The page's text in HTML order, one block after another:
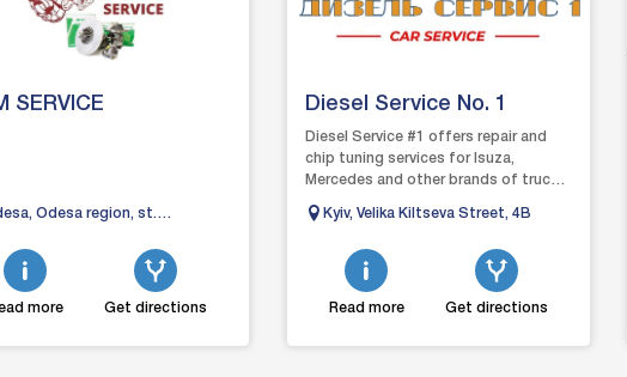
SERVICE
Odesa region, st.
more Get directions
Diesel Service No. 1
Diesel Service #1 offers repair and
chip tuning services for Isuza,
Mercedes and other brands of trucks,
special e...
Kyiv, Velika Kiltseva Street, 4B
Read more Get directions